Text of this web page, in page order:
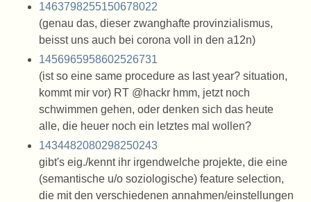
1463798255150678022
(genau das, dieser zwanghafte provinzialismus,
beisst uns auch bei corona voll in den a12n)
1456965958602526731
(ist so eine same procedure as last year? situation,
kommt mir vor) RT @hackr hmm, jetzt noch
schwimmen gehen, oder denken sich das heute
alle, die heuer noch ein letztes mal wollen?
1434482080298250243
gibt's eig./kennt ihr irgendwelche projekte, die eine
(semantische u/o soziologische) feature selection,
die mit den verschiedenen annahmen/einstellungen